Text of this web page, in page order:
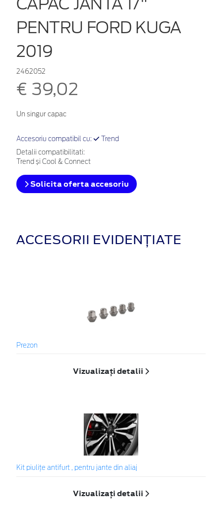
PENTRU FORD KUGA
2019
2462052
€ 39,02
Un singur capac
Accesoriu compatibil cu: Trend
Detalii compatibilitati:
Trend și Cool & Connect
Solicita oferta accesoriu
ACCESORII EVIDENȚIATE
Prezon
Vizualizați detalii
Kit piuliţe antifurt , pentru jante din aliaj
Vizualizați detalii